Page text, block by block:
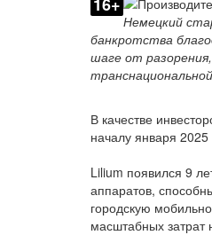
16+
Немецкий
банкротства
шаге от
В качестве
началу января
Lilium появился 9
аппаратов,
городскую
масштабных затрат